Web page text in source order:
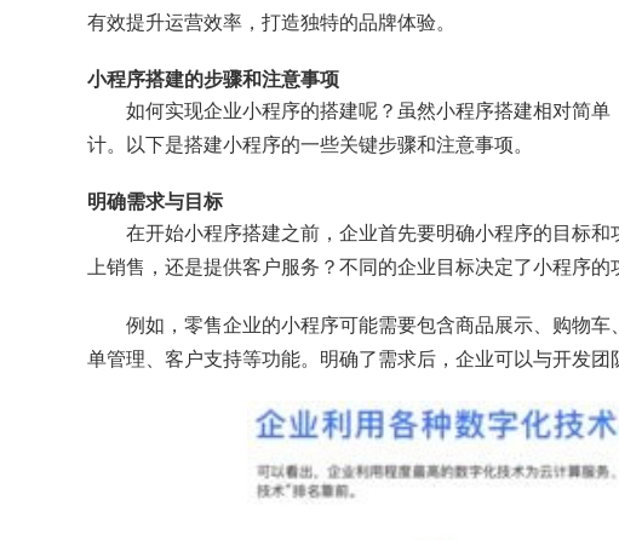
有效提升运营效率，打造独特的品牌体验。
小程序搭建的步骤和注意事项
如何实现企业小程序的搭建呢？虽然小程序搭建相对简
计。以下是搭建小程序的一些关键步骤和注意事项。
明确需求与目标
在开始小程序搭建之前，企业首先要明确小程序的目标
上销售，还是提供客户服务？不同的企业目标决定了小程序
例如，零售企业的小程序可能需要包含商品展示、购物
单管理、客户支持等功能。明确了需求后，企业可以与开发